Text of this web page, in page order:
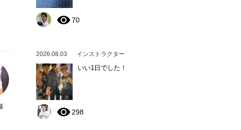
70
2026.08.03 インストラクター
いい1日でした！
298